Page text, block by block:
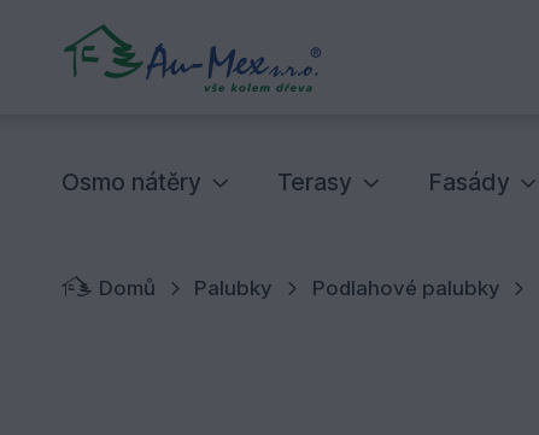
Osmo nátěry Terasy Fasády
Domů Palubky Podlahové palubky